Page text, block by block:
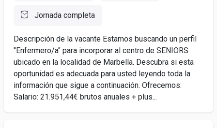
Jornada completa
Descripción de la vacante Estamos buscando un perfil
"Enfermero/a" para incorporar al centro de SENIORS
ubicado en la localidad de Marbella. Descubra si esta
oportunidad es adecuada para usted leyendo toda la
información que sigue a continuación. Ofrecemos:
Salario: 21.951,44€ brutos anuales + plus...